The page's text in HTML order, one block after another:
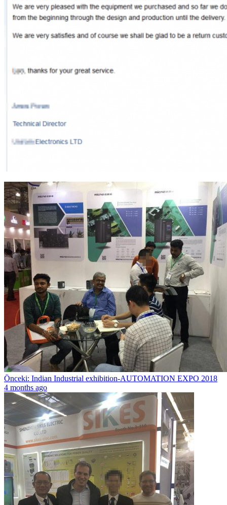
Önceki: Indian Industrial exhibition-AUTOMATION EXPO 2018
4 months ago